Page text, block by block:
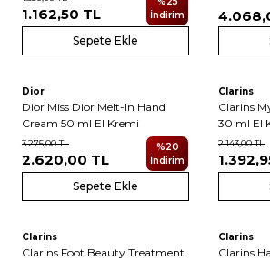
1.162,50 TL
İndirim
Sepete Ekle
Yeni
Dior
Dior Miss Dior Melt-In Hand
Cream 50 ml El Kremi
3.275,00TL
2.620,00 TL
%20
İndirim
Sepete Ekle
Clarins
Clarins
30 ml El
2.143,00TL
Clarins
Clarins Foot Beauty Treatment
Clarins
Clarins